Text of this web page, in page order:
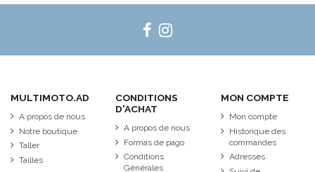
MULTIMOTO.AD
A propos de nous
Notre boutique
Taller
Tailles
CONDITIONS
D'ACHAT
A propos de nous
Formas de pago
Conditions
Générales
MON COMPTE
Mon compte
Historique des
commandes
Adresses